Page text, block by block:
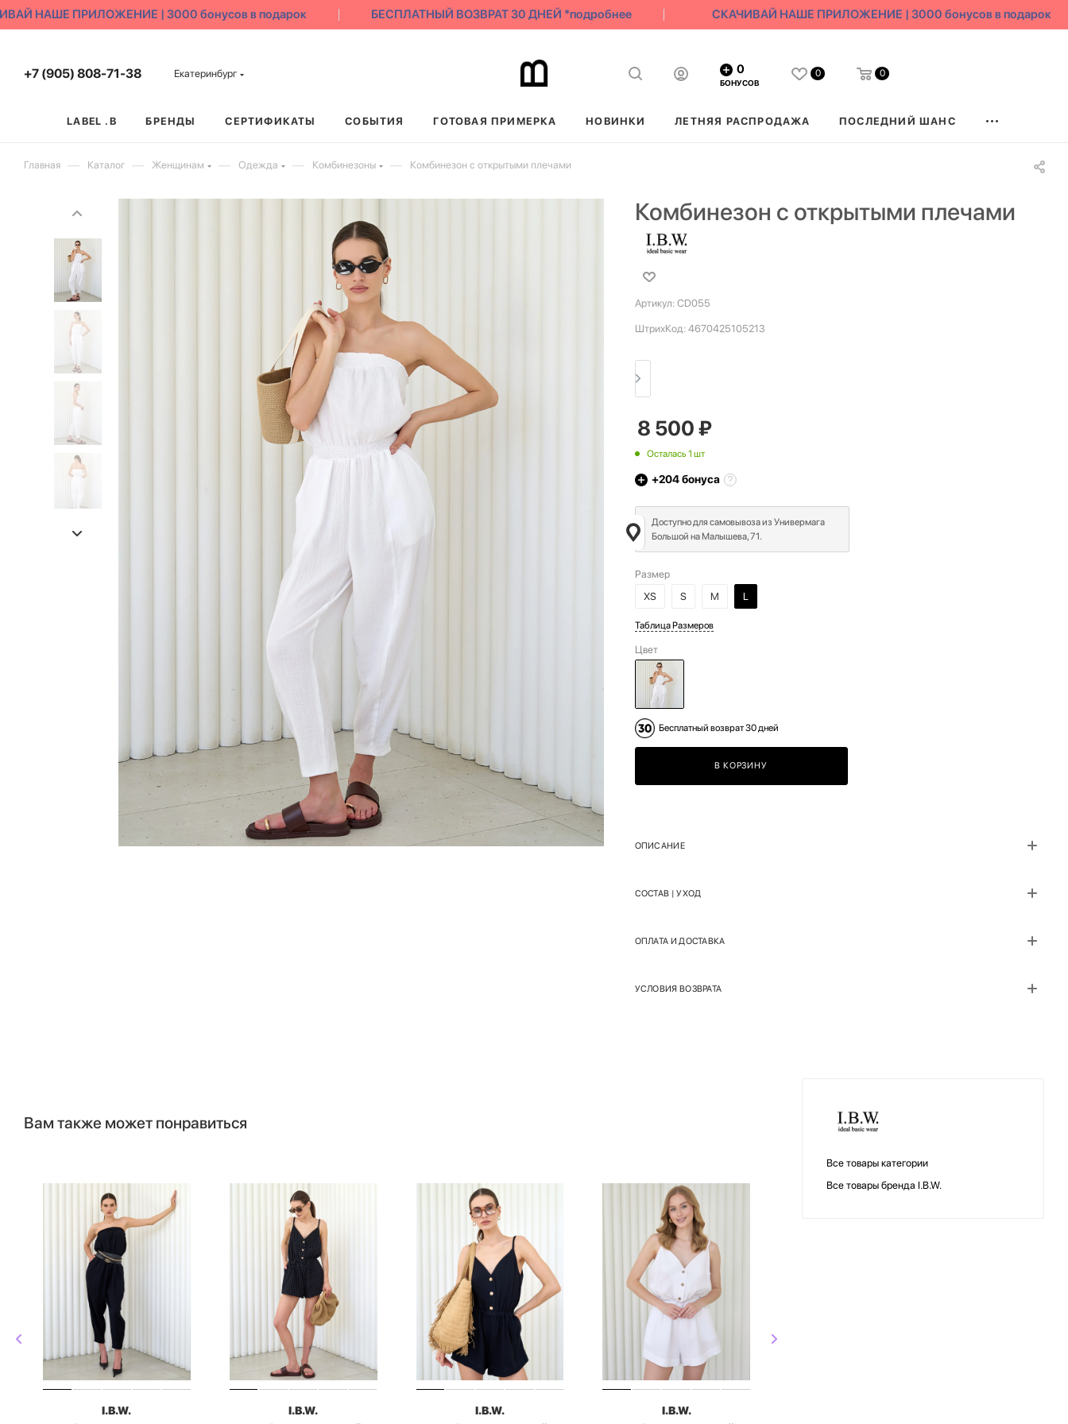
НАШЕ ПРИЛОЖЕНИЕ | 3000 бонусов в подарок БЕСПЛАТНЫЙ ВОЗВРАТ 30 ДНЕЙ *подробнее СКАЧИВАЙ НАШЕ ПРИЛОЖЕНИЕ | 3000 бонусов в подарок
+7 (905) 808-71-38 Екатеринбург 0
БОНУСОВ
0 0
LABEL .B БРЕНДЫ СЕРТИФИКАТЫ СОБЫТИЯ ГОТОВАЯ ПРИМЕРКА НОВИНКИ ЛЕТНЯЯ РАСПРОДАЖА ПОСЛЕДНИЙ ШАНС
Главная — Каталог — Женщинам — Одежда — Комбинезоны — Комбинезон с открытыми плечами
Комбинезон с открытыми плечами
Артикул: CD055
ШтрихКод: 4670425105213
8 500₽
Осталась 1 шт
+204бонуса
Доступно для самовывоза из Универмага
Большой на Малышева, 71.
Размер
XS
S M L
Таблица Размеров
Цвет
Бесплатный возврат 30 дней
В КОРЗИНУ
ОПИСАНИЕ
СОСТАВ | УХОД
ОПЛАТА И ДОСТАВКА
УСЛОВИЯ ВОЗВРАТА
Вам также может понравиться
I.B.W.
I.B.W.
I.B.W.
I.B.W.
Все товары категории
Все товары бренда I.B.W.